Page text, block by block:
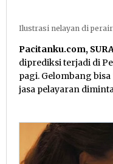
Ilustrasi nelayan di
Pacitanku.com,
diprediksi terjadi di
pagi. Gelombang
jasa pelayaran